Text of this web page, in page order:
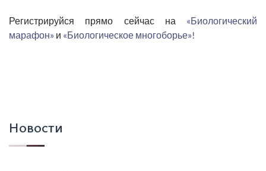
Регистрируйся прямо сейчас на «Биологический
марафон» и «Биологическое многоборье»!
Новости